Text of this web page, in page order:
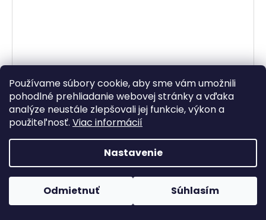
Používame súbory cookie, aby sme vám umožnili
pohodlné prehliadanie webovej stránky a vďaka
analýze neustále zlepšovali jej funkcie, výkon a
použiteľnosť. Viac informácií
Nastavenie
Odmietnuť Súhlasím
–50 %